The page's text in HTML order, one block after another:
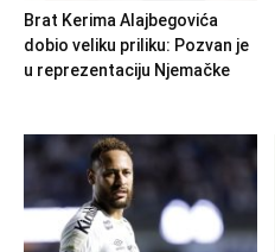
Brat Kerima Alajbegovića
dobio veliku priliku: Pozvan je
u reprezentaciju Njemačke